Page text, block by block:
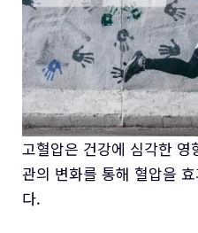
고혈압은 건강에 심각한
관의 변화를 통해 혈압을
다.